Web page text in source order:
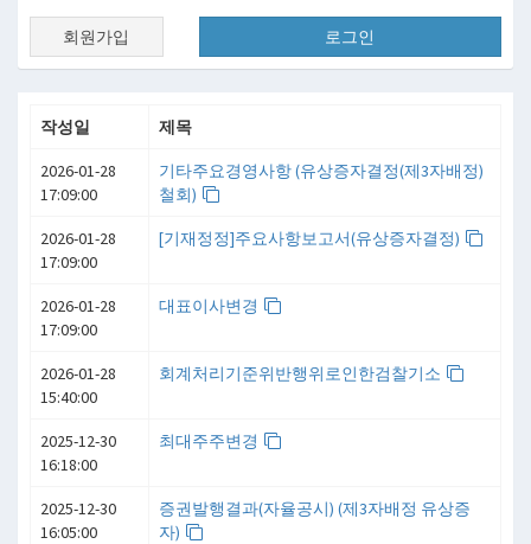
회원가입 로그인
작성일 제목
2026-01-28
17:09:00
기타주요경영사항 (유상증자결정(제3자배정)
철회)
2026-01-28
17:09:00
[기재정정]주요사항보고서(유상증자결정)
2026-01-28
17:09:00
대표이사변경
2026-01-28
15:40:00
회계처리기준위반행위로인한검찰기소
2025-12-30
16:18:00
최대주주변경
2025-12-30
16:05:00
증권발행결과(자율공시) (제3자배정 유상증
자)